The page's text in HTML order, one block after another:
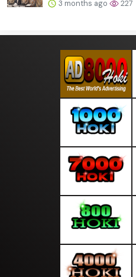
3 months ago 227